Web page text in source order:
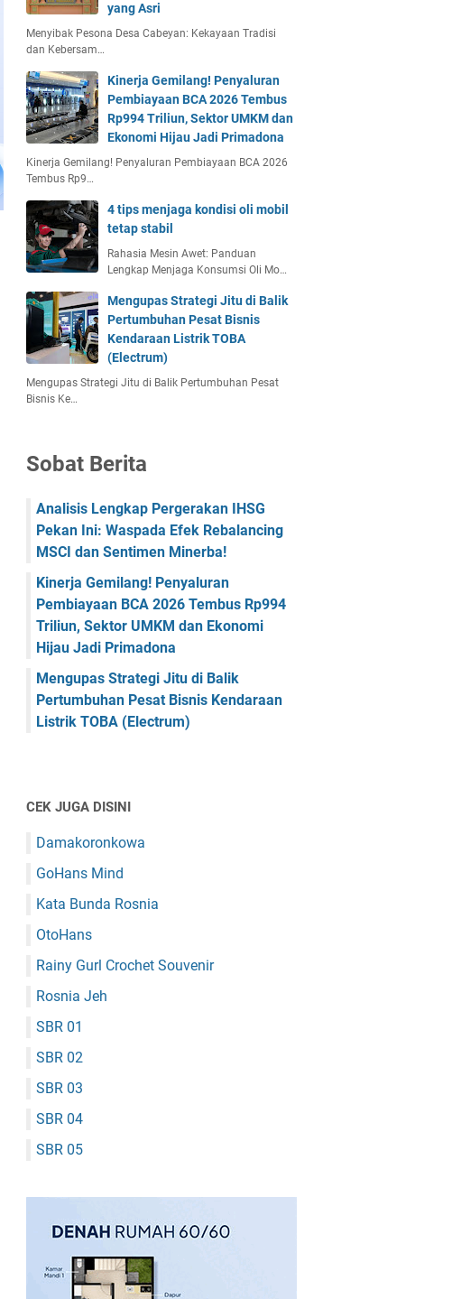
yang Asri
Menyibak Pesona Desa Cabeyan: Kekayaan Tradisi
dan Kebersam…
Kinerja Gemilang! Penyaluran
Pembiayaan BCA 2026 Tembus
Rp994 Triliun, Sektor UMKM dan
Ekonomi Hijau Jadi Primadona
Kinerja Gemilang! Penyaluran Pembiayaan BCA 2026
Tembus Rp9…
4 tips menjaga kondisi oli mobil
tetap stabil
Rahasia Mesin Awet: Panduan
Lengkap Menjaga Konsumsi Oli Mo…
Mengupas Strategi Jitu di Balik
Pertumbuhan Pesat Bisnis
Kendaraan Listrik TOBA
(Electrum)
Mengupas Strategi Jitu di Balik Pertumbuhan Pesat
Bisnis Ke…
Sobat Berita
Analisis Lengkap Pergerakan IHSG
Pekan Ini: Waspada Efek Rebalancing
MSCI dan Sentimen Minerba!
Kinerja Gemilang! Penyaluran
Pembiayaan BCA 2026 Tembus Rp994
Triliun, Sektor UMKM dan Ekonomi
Hijau Jadi Primadona
Mengupas Strategi Jitu di Balik
Pertumbuhan Pesat Bisnis Kendaraan
Listrik TOBA (Electrum)
CEK JUGA DISINI
Damakoronkowa
GoHans Mind
Kata Bunda Rosnia
OtoHans
Rainy Gurl Crochet Souvenir
Rosnia Jeh
SBR 01
SBR 02
SBR 03
SBR 04
SBR 05